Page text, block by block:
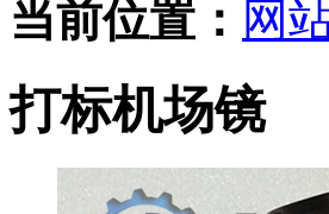
当前位置： 网
打标机场镜